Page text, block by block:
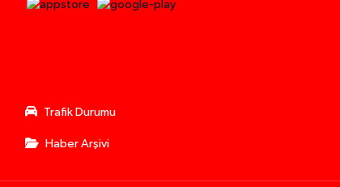
Trafik Durumu
Haber Arşivi